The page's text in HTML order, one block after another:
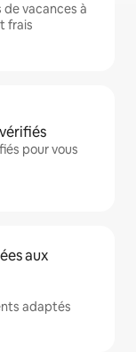
vacances à
frais
pour vous
aux
adaptés